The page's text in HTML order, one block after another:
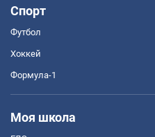
Спорт
Футбол
Хоккей
Формула-1
Моя школа